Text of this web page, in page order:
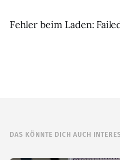
Fehler beim Laden:
DAS KÖNNTE DICH AUCH